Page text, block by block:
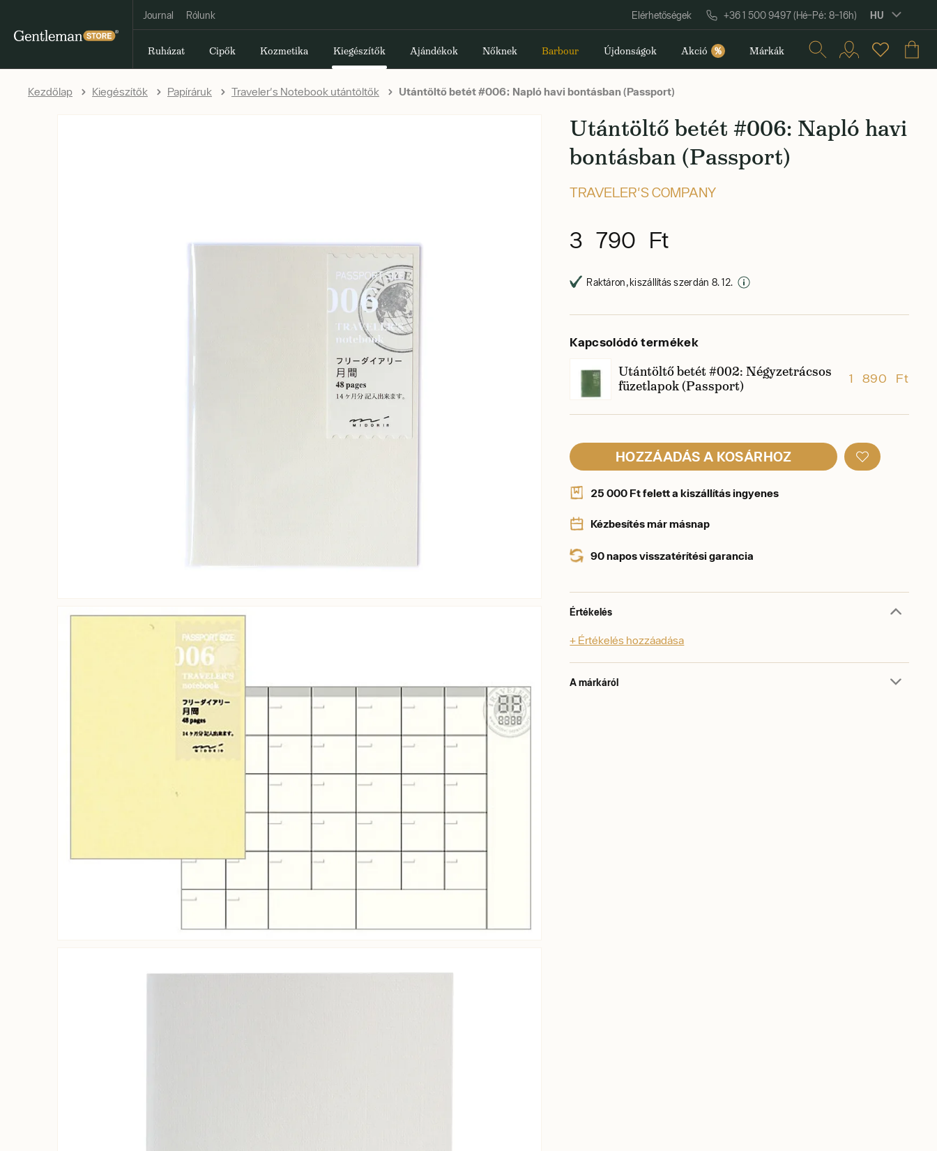
Journal Rólunk Elérhetőségek +36 1 500 9497 (Hé–Pé: 8–16h) HU
Ruházat Cipők Kozmetika Kiegészítők Ajándékok Nőknek Barbour Újdonságok Akció % Márkák
Kezdőlap Kiegészítők Papíráruk Traveler's Notebook utántöltők Utántöltő betét #006: Napló havi bontásban (Passport)
Utántöltő betét #006: Napló havi
bontásban (Passport)
TRAVELER'S COMPANY
3 790 Ft
Raktáron, kiszállítás szerdán 8. 12.
Kapcsolódó termékek
Utántöltő betét #002: Négyzetrácsos
füzetlapok (Passport)
1 890 Ft
HOZZÁADÁS A KOSÁRHOZ
25 000 Ft felett a kiszállítás ingyenes
Kézbesítés már másnap
90 napos visszatérítési garancia
Értékelés
+ Értékelés hozzáadása
A márkáról